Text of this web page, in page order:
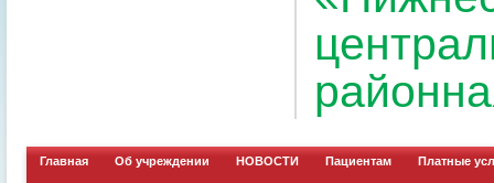
Главная Об учреждении НОВОСТИ Пациентам Платные